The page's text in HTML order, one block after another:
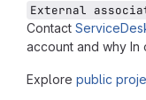
External
Contact
account and why
Explore public